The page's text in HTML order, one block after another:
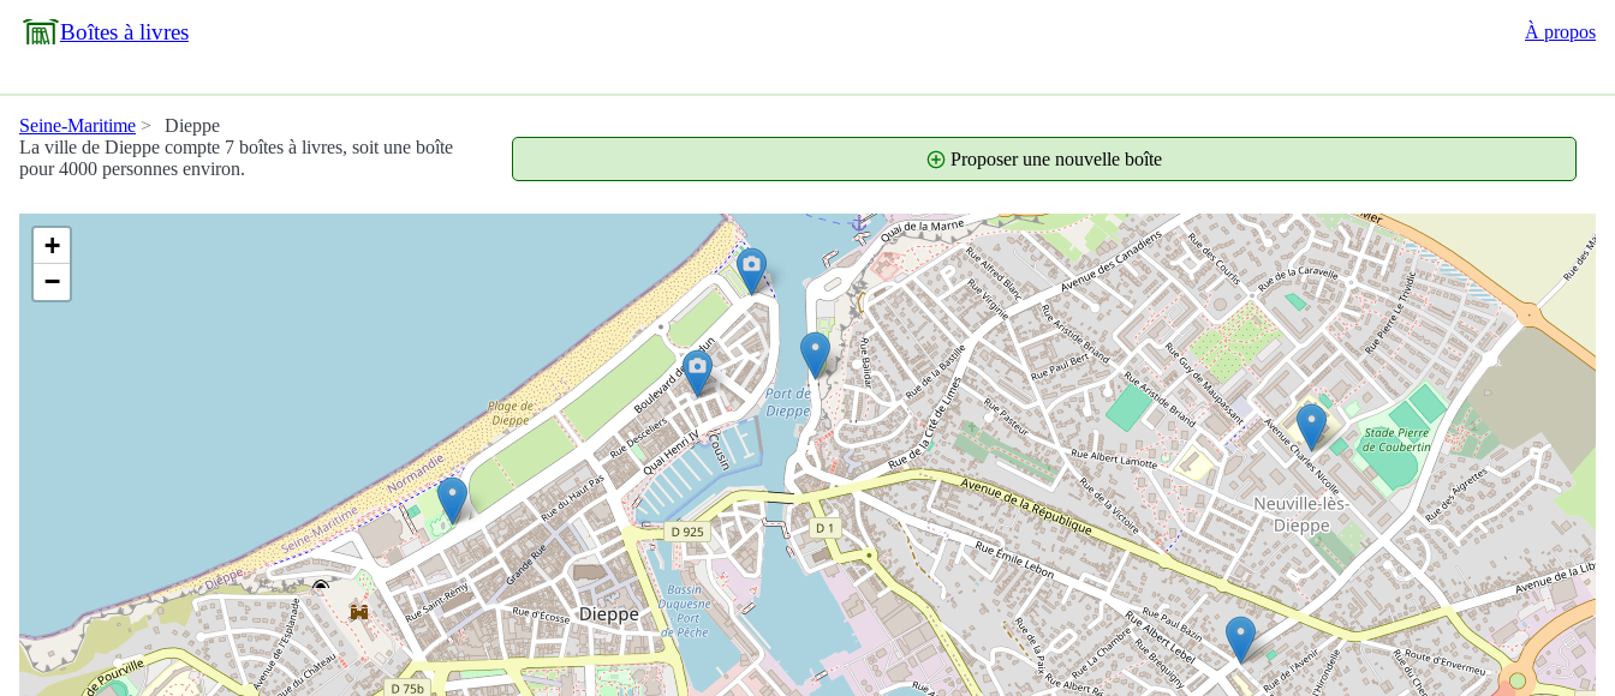
Boîtes à livres À propos
Seine-Maritime
Dieppe
La ville de Dieppe compte 7 boîtes à livres, soit une boîte
pour 4000 personnes environ.
Proposer une nouvelle boîte
+
−